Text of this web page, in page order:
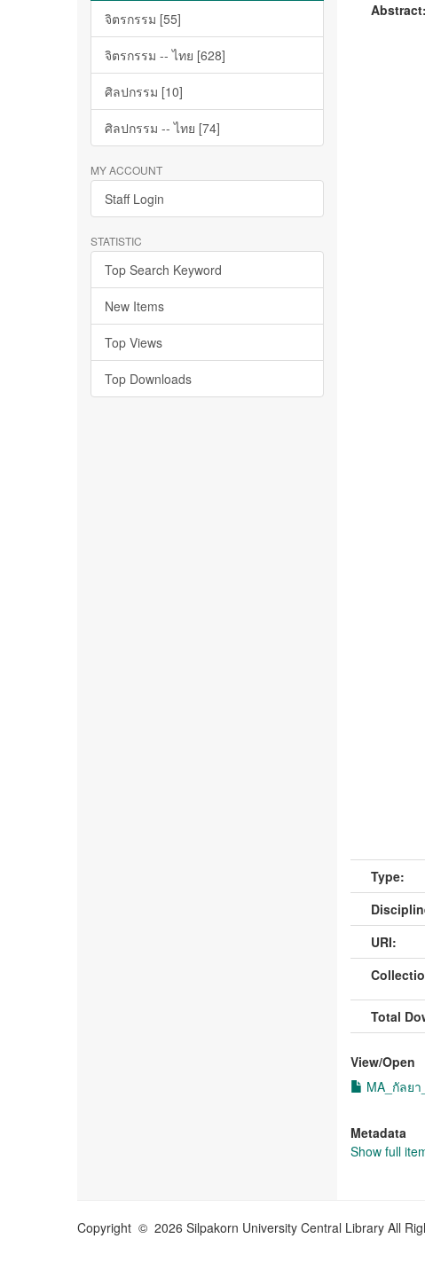
จิตรกรรม [55]
จิตรกรรม -- ไทย [628]
ศิลปกรรม [10]
ศิลปกรรม -- ไทย [74]
MY ACCOUNT
Staff Login
STATISTIC
Top Search Keyword
New Items
Top Views
Top Downloads
Abstract:
Type:
URI:
Total
View/Open
MA_กัลย
Metadata
Show full
Copyright © 2026 Silpakorn University Central Library All